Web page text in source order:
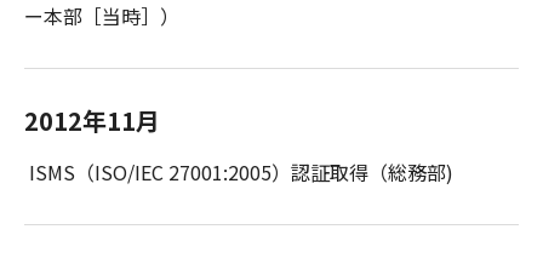
ー本部［当時］）
2012年11月
ISMS（ISO/IEC 27001:2005）認証取得（総務部)